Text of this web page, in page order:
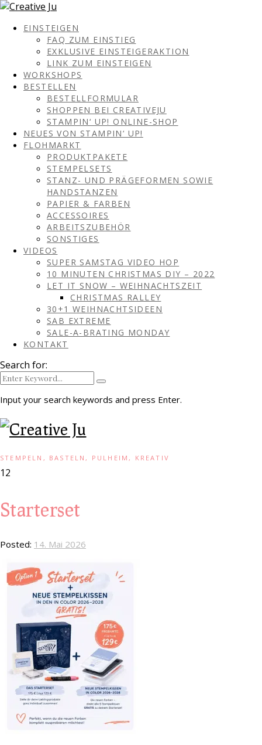
EINSTEIGEN
FAQ ZUM EINSTIEG
EXKLUSIVE EINSTEIGERAKTION
LINK ZUM EINSTEIGEN
WORKSHOPS
BESTELLEN
BESTELLFORMULAR
SHOPPEN BEI CREATIVEJU
STAMPIN‘ UP! ONLINE-SHOP
NEUES VON STAMPIN‘ UP!
FLOHMARKT
PRODUKTPAKETE
STEMPELSETS
STANZ- UND PRÄGEFORMEN SOWIE
HANDSTANZEN
PAPIER & FARBEN
ACCESSOIRES
ARBEITSZUBEHÖR
SONSTIGES
VIDEOS
SUPER SAMSTAG VIDEO HOP
10 MINUTEN CHRISTMAS DIY – 2022
LET IT SNOW – WEIHNACHTSZEIT
CHRISTMAS RALLEY
30+1 WEIHNACHTSIDEEN
SAB EXTREME
SALE-A-BRATING MONDAY
KONTAKT
Search for:
Input your search keywords and press Enter.
STEMPELN, BASTELN, PULHEIM, KREATIV
12
Starterset
Posted: 14. Mai 2026